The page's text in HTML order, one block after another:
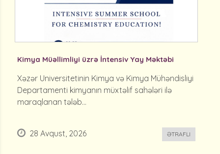
Kimya Müəllimliyi üzrə İntensiv Yay Məktəbi
Xəzər Universitetinin Kimya və Kimya Mühəndisliyi
Departamenti kimyanın müxtəlif sahələri ilə
maraqlanan tələb...
28 Avqust, 2026 ƏTRAFLI